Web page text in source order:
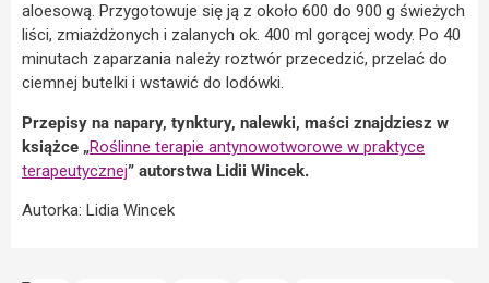
aloesową. Przygotowuje się ją z około 600 do 900 g świeżych
liści, zmiażdżonych i zalanych ok. 400 ml gorącej wody. Po 40
minutach zaparzania należy roztwór przecedzić, przelać do
ciemnej butelki i wstawić do lodówki.
Przepisy na napary, tynktury, nalewki, maści znajdziesz w
książce „Roślinne terapie antynowotworowe w praktyce
terapeutycznej” autorstwa Lidii Wincek.
Autorka: Lidia Wincek